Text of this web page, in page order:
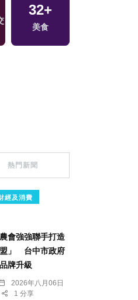
32+
美食
熱門新聞
經及消費
會強強聯手打造
盟」 台中市政府
牌升級
2026年八月06日
1 分享